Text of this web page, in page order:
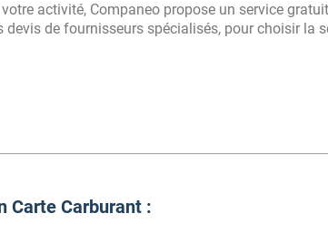
activité, Companeo propose un service
devis de fournisseurs spécialisés, pour choisir la
Carte Carburant :